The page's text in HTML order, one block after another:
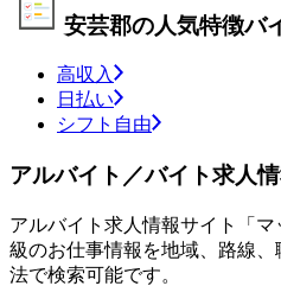
安芸郡の人気特徴バ
高収入
日払い
シフト自由
アルバイト／バイト求人
アルバイト求人情報サイト「
級のお仕事情報を地域、路線
法で検索可能です。